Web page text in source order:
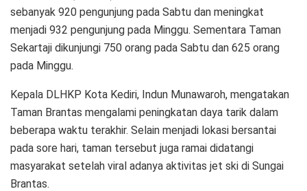
sebanyak 920 pengunjung pada Sabtu dan meningkat
menjadi 932 pengunjung pada Minggu. Sementara Taman
Sekartaji dikunjungi 750 orang pada Sabtu dan 625 orang
pada Minggu.
Kepala DLHKP Kota Kediri, Indun Munawaroh, mengatakan
Taman Brantas mengalami peningkatan daya tarik dalam
beberapa waktu terakhir. Selain menjadi lokasi bersantai
pada sore hari, taman tersebut juga ramai didatangi
masyarakat setelah viral adanya aktivitas jet ski di Sungai
Brantas.